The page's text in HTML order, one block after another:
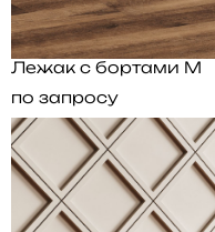
Лежак с бортами M
по запросу